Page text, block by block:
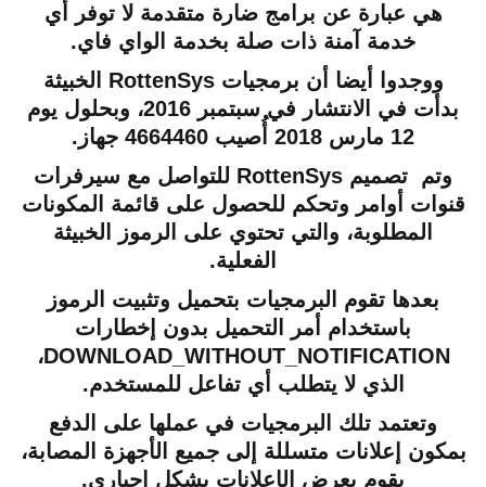
هي عبارة عن برامج ضارة متقدمة لا توفر أي
خدمة آمنة ذات صلة بخدمة الواي فاي.
ووجدوا أيضا أن برمجيات RottenSys الخبيثة
بدأت في الانتشار في سبتمبر 2016، وبحلول يوم
12 مارس 2018 أُصيب 4664460 جهاز.
وتم تصميم RottenSys للتواصل مع سيرفرات
قنوات أوامر وتحكم للحصول على قائمة المكونات
المطلوبة، والتي تحتوي على الرموز الخبيثة
الفعلية.
بعدها تقوم البرمجيات بتحميل وتثبيت الرموز
باستخدام أمر التحميل بدون إخطارات
DOWNLOAD_WITHOUT_NOTIFICATION،
الذي لا يتطلب أي تفاعل للمستخدم.
وتعتمد تلك البرمجيات في عملها على الدفع
بمكون إعلانات متسللة إلى جميع الأجهزة المصابة،
يقوم بعرض الإعلانات بشكل إجباري.